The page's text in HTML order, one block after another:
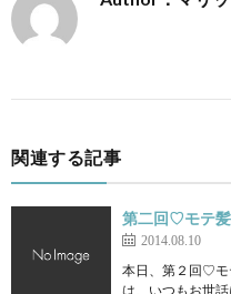
関連する記事
第二回♡モテ髪
2014.08.10
本日、第２回♡モ
は、いつもお世